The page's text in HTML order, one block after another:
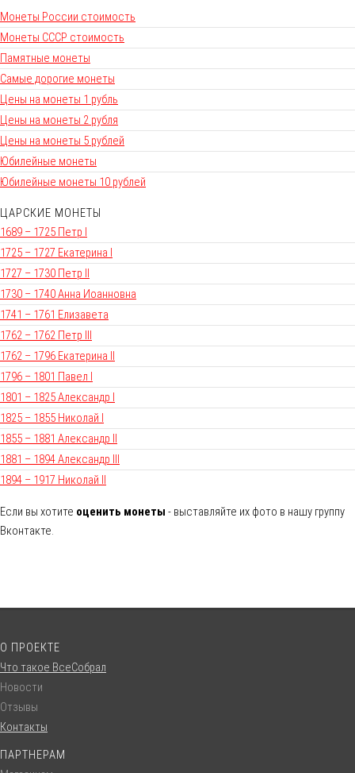
Монеты России стоимость
Монеты СССР стоимость
Памятные монеты
Самые дорогие монеты
Цены на монеты 1 рубль
Цены на монеты 2 рубля
Цены на монеты 5 рублей
Юбилейные монеты
Юбилейные монеты 10 рублей
ЦАРСКИЕ МОНЕТЫ
1689 – 1725 Петр I
1725 – 1727 Екатерина I
1727 – 1730 Петр II
1730 – 1740 Анна Иоанновна
1741 – 1761 Елизавета
1762 – 1762 Петр III
1762 – 1796 Екатерина II
1796 – 1801 Павел I
1801 – 1825 Александр I
1825 – 1855 Николай I
1855 – 1881 Александр II
1881 – 1894 Александр III
1894 – 1917 Николай II
Если вы хотите оценить монеты - выставляйте их фото в нашу группу
Вконтакте.
О ПРОЕКТЕ
Что такое ВсеСобрал
Новости
Отзывы
Контакты
ПАРТНЕРАМ